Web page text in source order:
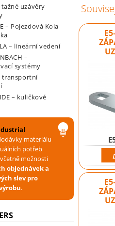
tažné uzávěry
– Pojezdová Kola
– lineární vedení
–
systémy
transportní
– kuličkové
materiálu
potřeb
možnosti
objednávek a
slev pro
.